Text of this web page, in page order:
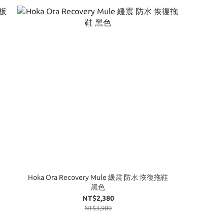
Hoka Ora Recovery Mule 緩震 防水 恢復拖鞋
黑色
NT$2,380
NT$3,980